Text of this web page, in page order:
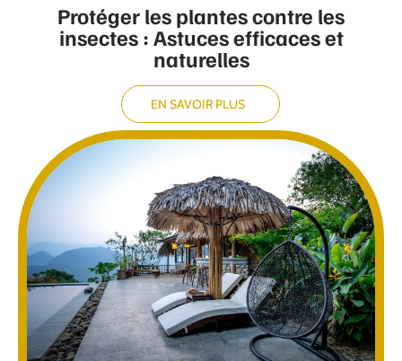
Protéger les plantes contre les
insectes : Astuces efficaces et
naturelles
EN SAVOIR PLUS